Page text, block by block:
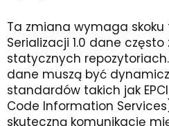
Ta zmiana wymaga
Serializacji 1.0 dane
statycznych
dane muszą być
standardów takich jak
Code Information
skuteczną komunikację